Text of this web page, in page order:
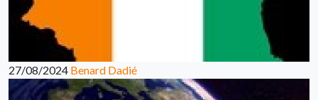
27/08/2024 Benard Dadié